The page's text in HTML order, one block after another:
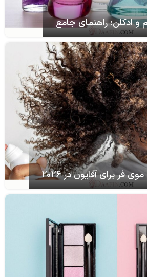
و ادکلن: راهنمای جامع
فر برای آقایون در 2026